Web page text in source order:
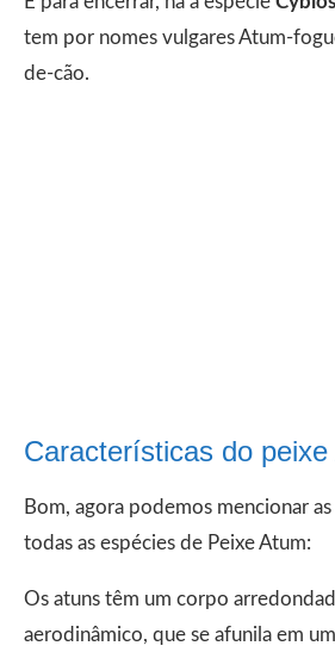
tem por nomes vulgares Atum-
de-cão.
Características do peixe
Bom, agora podemos mencionar
todas as espécies de Peixe Atum:
Os atuns têm um corpo
aerodinâmico, que se afunila em